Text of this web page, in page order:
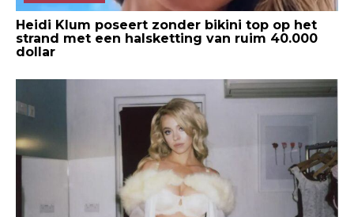
Heidi Klum poseert zonder bikini top op het
strand met een halsketting van ruim 40.000
dollar